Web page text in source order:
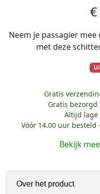
€
Neem je passagier
met deze
Gratis
Gratis bezorgd
Altijd lage
Vóór 14.00 uur besteld
Bekijk
Over het product